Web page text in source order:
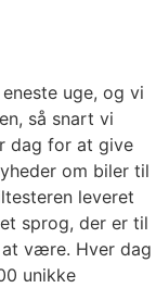
uge, og vi
så snart vi
dag for at give
om biler til
leveret
sprog, der er til
være. Hver dag
unikke